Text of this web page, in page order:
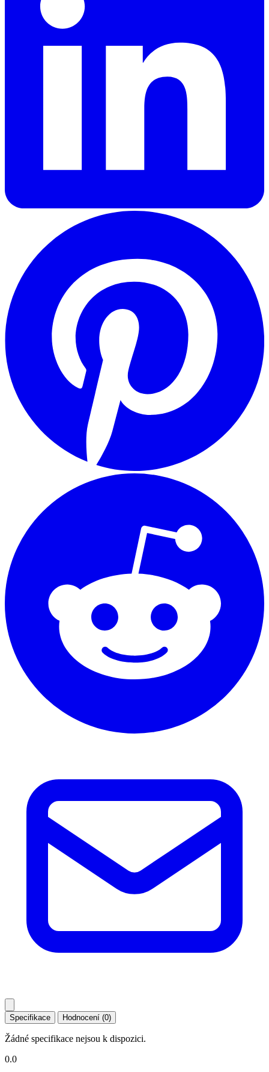
Specifikace Hodnocení (0)
Žádné specifikace nejsou k dispozici.
0.0